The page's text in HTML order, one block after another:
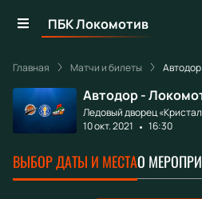
ПБК Локомотив
Главная Матчи и билеты
Автодор -
Ледовый дворец
10 окт. 2021
16:30
ВЫБОР ДАТЫ И МЕСТАО